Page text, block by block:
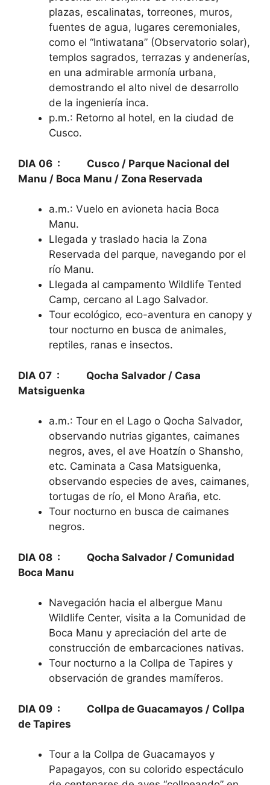
plazas, escalinatas, torreones, muros,
fuentes de agua, lugares ceremoniales,
como el “Intiwatana” (Observatorio solar),
templos sagrados, terrazas y andenerías,
en una admirable armonía urbana,
demostrando el alto nivel de desarrollo
de la ingeniería inca.
p.m.: Retorno al hotel, en la ciudad de
Cusco.
DIA 06 : Cusco / Parque Nacional del
Manu / Boca Manu / Zona Reservada
a.m.: Vuelo en avioneta hacia Boca
Manu.
Llegada y traslado hacia la Zona
Reservada del parque, navegando por el
río Manu.
Llegada al campamento Wildlife Tented
Camp, cercano al Lago Salvador.
Tour ecológico, eco-aventura en canopy y
tour nocturno en busca de animales,
reptiles, ranas e insectos.
DIA 07 : Qocha Salvador / Casa
Matsiguenka
a.m.: Tour en el Lago o Qocha Salvador,
observando nutrias gigantes, caimanes
negros, aves, el ave Hoatzín o Shansho,
etc. Caminata a Casa Matsiguenka,
observando especies de aves, caimanes,
tortugas de río, el Mono Araña, etc.
Tour nocturno en busca de caimanes
negros.
DIA 08 : Qocha Salvador / Comunidad
Boca Manu
Navegación hacia el albergue Manu
Wildlife Center, visita a la Comunidad de
Boca Manu y apreciación del arte de
construcción de embarcaciones nativas.
Tour nocturno a la Collpa de Tapires y
observación de grandes mamíferos.
DIA 09 : Collpa de Guacamayos / Collpa
de Tapires
Tour a la Collpa de Guacamayos y
Papagayos, con su colorido espectáculo